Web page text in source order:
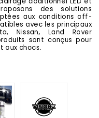
des solutions
aux conditions off-
avec les principaux
Nissan, Land Rover
sont conçus pour
aux chocs.